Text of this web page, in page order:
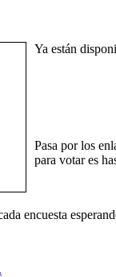
Ya están
Pasa por los
para votar es
encuesta